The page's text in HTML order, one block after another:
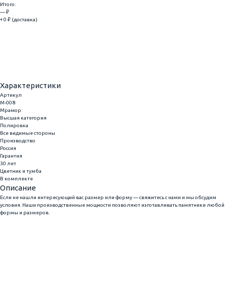
Итого:
— ₽
+ 0 ₽ (доставка)
Характеристики
Артикул
M-008
Мрамор
Высшая категория
Полировка
Все видимые стороны
Производство
Россия
Гарантия
30 лет
Цветник и тумба
В комплекте
Описание
Если не нашли интересующий вас размер или форму — свяжитесь с нами и мы обсудим
условия. Наши производственные мощности позволяют изготавливать памятники любой
формы и размеров.